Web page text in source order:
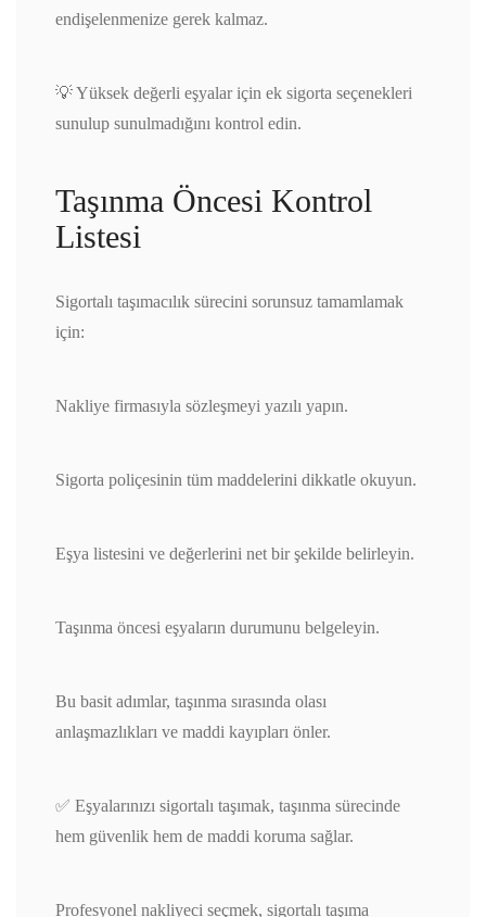
endişelenmenize gerek kalmaz.
💡 Yüksek değerli eşyalar için ek sigorta seçenekleri
sunulup sunulmadığını kontrol edin.
Taşınma Öncesi Kontrol
Listesi
Sigortalı taşımacılık sürecini sorunsuz tamamlamak
için:
Nakliye firmasıyla sözleşmeyi yazılı yapın.
Sigorta poliçesinin tüm maddelerini dikkatle okuyun.
Eşya listesini ve değerlerini net bir şekilde belirleyin.
Taşınma öncesi eşyaların durumunu belgeleyin.
Bu basit adımlar, taşınma sırasında olası
anlaşmazlıkları ve maddi kayıpları önler.
✅ Eşyalarınızı sigortalı taşımak, taşınma sürecinde
hem güvenlik hem de maddi koruma sağlar.
Profesyonel nakliyeci seçmek, sigortalı taşıma